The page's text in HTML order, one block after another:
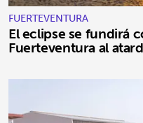
FUERTEVENTURA
El eclipse se fundirá
Fuerteventura al